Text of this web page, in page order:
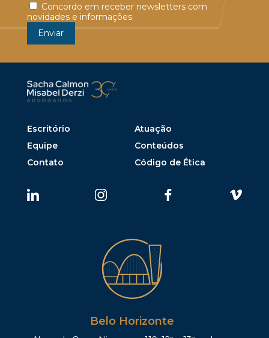
Concordo em receber newsletters com
novidades e informações.
Escritório
Atuação
Equipe
Conteúdos
Contato
Código de Ética
Belo Horizonte